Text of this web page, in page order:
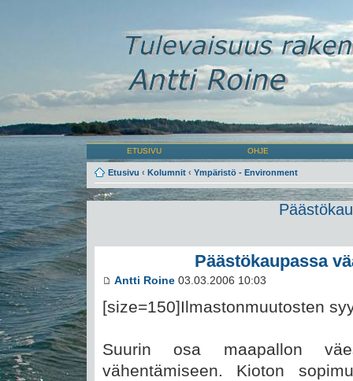
ETUSIVU OHJE
Etusivu ‹ Kolumnit ‹ Ympäristö - Environment
Päästökaupassa
Antti Roine 03.03.2006 10:03
[size=150]Ilmastonmuutosten
Suurin osa maapallon
vähentämiseen. Kioton